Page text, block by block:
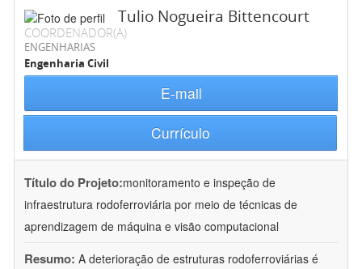
Tulio Nogueira Bittencourt
COORDENADOR(A)
ENGENHARIAS
Engenharia Civil
E-mail
Currículo
Título do Projeto:monitoramento e inspeção de
infraestrutura rodoferroviária por meio de técnicas de
aprendizagem de máquina e visão computacional
Resumo: A deterioração de estruturas rodoferroviárias é